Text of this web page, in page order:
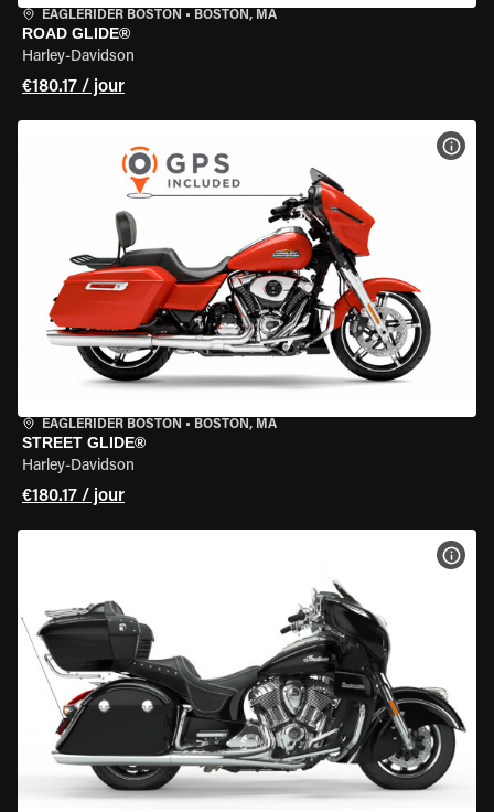
EAGLERIDER BOSTON • BOSTON, MA
ROAD GLIDE®
Harley-Davidson
€180.17 / jour
EAGLERIDER BOSTON • BOSTON, MA
STREET GLIDE®
Harley-Davidson
€180.17 / jour